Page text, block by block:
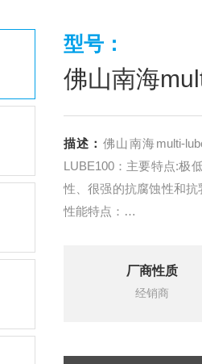
型号：
佛山南海
描述： 佛山南海multi-
LUBE100：主要特点:极
性、很强的抗腐蚀性和
性能特点：
亦不易变质，减少有害
厂商性质
经销商